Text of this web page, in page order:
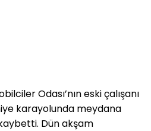
Odası’nın eski çalışanı
karayolunda meydana
Dün akşam